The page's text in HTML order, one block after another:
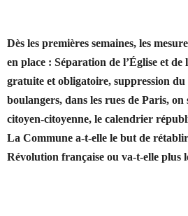
Dès les premières semaines, les
en place : Séparation de l’Église et de
gratuite et obligatoire, suppression
boulangers, dans les rues de Paris,
citoyen-citoyenne, le calendrier
La Commune a-t-elle le but de rétablir
Révolution française ou va-t-elle plus